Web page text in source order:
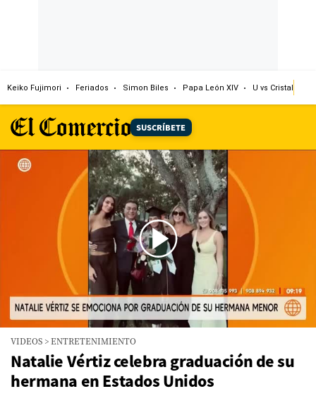
Keiko Fujimori Feriados Simon Biles Papa León XIV U vs Cristal
SUSCRÍBETE
VIDEOS >ENTRETENIMIENTO
Natalie Vértiz celebra graduación de su
hermana en Estados Unidos